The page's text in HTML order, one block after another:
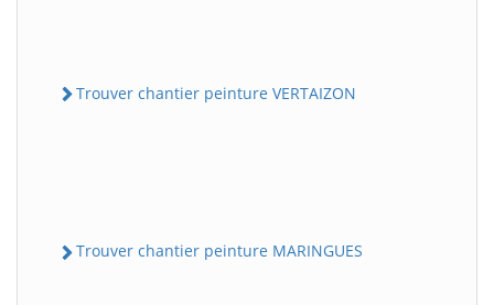
Trouver chantier peinture VERTAIZON
Trouver chantier peinture MARINGUES